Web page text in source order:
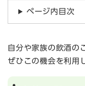
ページ内目次
自分や家族の飲酒の
ぜひこの機会を利用